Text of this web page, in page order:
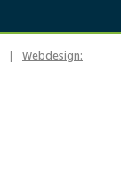
| Webdesign: